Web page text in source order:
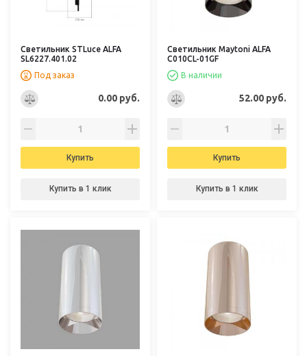
Светильник STLuce ALFA
SL6227.401.02
Под заказ
0.00 руб.
Купить
Купить в 1 клик
Светильник Maytoni ALFA
C010CL-01GF
В наличии
52.00 руб.
Купить
Купить в 1 клик